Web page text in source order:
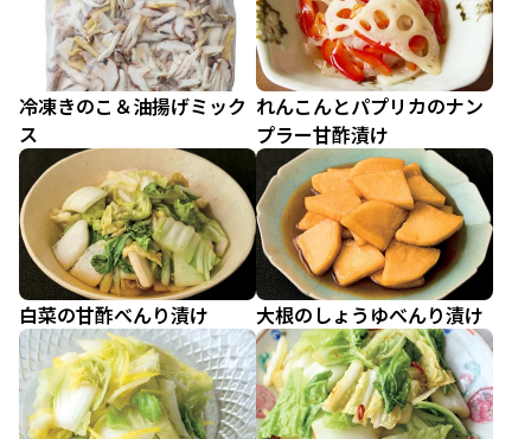
冷凍きのこ＆油揚げミック
ス
れんこんとパプリカのナン
プラー甘酢漬け
白菜の甘酢べんり漬け 大根のしょうゆべんり漬け